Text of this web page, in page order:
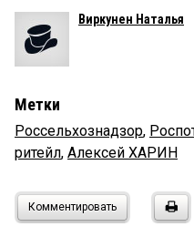
Виркунен Наталья
Метки
Россельхознадзор,
ритейл, Алексей ХАРИН
Комментировать